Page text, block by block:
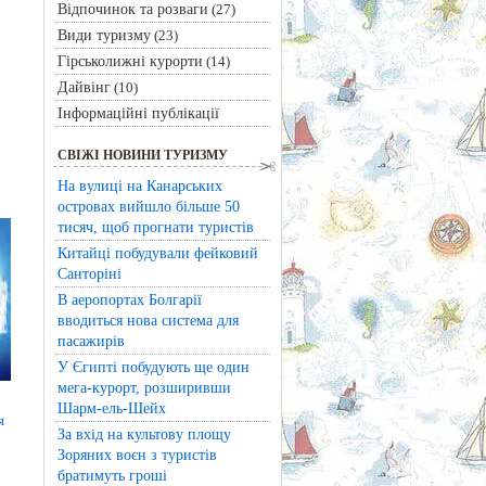
Відпочинок та розваги (27)
Види туризму(23)
Гірськолижні курорти (14)
Дайвінг(10)
Інформаційні публікації
СВІЖІ НОВИНИ ТУРИЗМУ
На вулиці на Канарських
островах вийшло більше 50
тисяч, щоб прогнати туристів
Китайці побудували фейковий
Санторіні
В аеропортах Болгарії
вводиться нова система для
пасажирів
У Єгипті побудують ще один
мега-курорт, розширивши
Шарм-ель-Шейх
За вхід на культову площу
Зоряних воєн з туристів
братимуть гроші